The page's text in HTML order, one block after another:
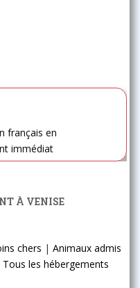
français en
immédiat
À VENISE
chers | Animaux admis
Tous les hébergements